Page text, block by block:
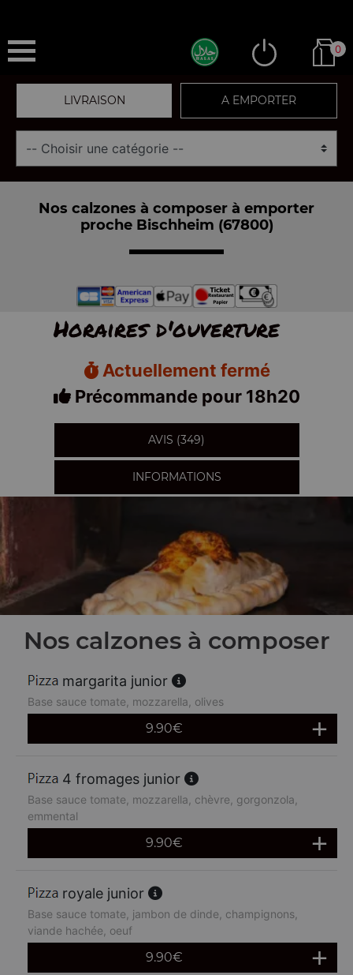
0
LIVRAISON A EMPORTER
Nos calzones à composer à emporter
proche Bischheim (67800)
Horaires d'ouverture
Actuellement fermé
Précommande pour 18h20
AVIS (349)
INFORMATIONS
Nos calzones à composer
margarita junior
Base sauce tomate, mozzarella, olives
9.90€
4 fromages junior
Base sauce tomate, mozzarella, chèvre, gorgonzola,
emmental
9.90€
royale junior
Base sauce tomate, jambon de dinde, champignons,
viande hachée, oeuf
9.90€